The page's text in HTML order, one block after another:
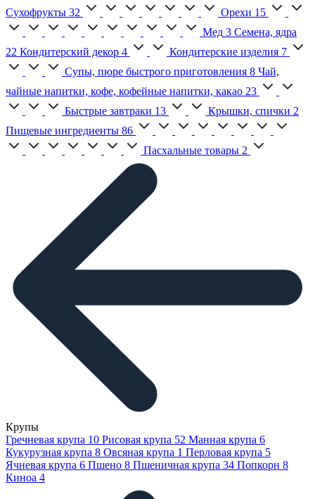
Сухофрукты 32 Орехи 15
Мед 3 Семена, ядра
22 Кондитерский декор 4 Кондитерские изделия 7
Супы, пюре быстрого приготовления 8 Чай,
чайные напитки, кофе, кофейные напитки, какао 23
Быстрые завтраки 13 Крышки, спички 2
Пищевые ингредиенты 86
Пасхальные товары 2
Крупы
Гречневая крупа 10 Рисовая крупа 52 Манная крупа 6
Кукурузная крупа 8 Овсяная крупа 1 Перловая крупа 5
Ячневая крупа 6 Пшено 8 Пшеничная крупа 34 Попкорн 8
Киноа 4